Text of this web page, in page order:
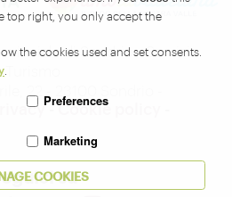
top right, you only accept the
the cookies used and set consents.
Preferences
Marketing
COOKIES
di Sondrio - Servizio
Turismo
-Cookie policy
su